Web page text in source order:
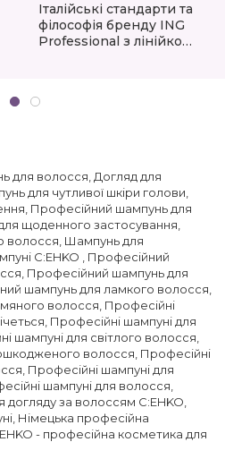
Італійські стандарти та
філософія бренду ING
Professional з лінійкою
для волосся Догляд для
для чутливої ​​шкіри голови
Професійний шампунь для
щоденного застосування
волосся Шампунь для
C:EHKO
Професійний
Професійний шампунь для
шампунь для ламкого волосся
волосся Професійні
Професійні шампуні для
шампуні для світлого волосся
волосся Професійні
Професійні шампуні для
шампуні для волосся
за волоссям C:EHKO
Німецька професійна
- професійна косметика для